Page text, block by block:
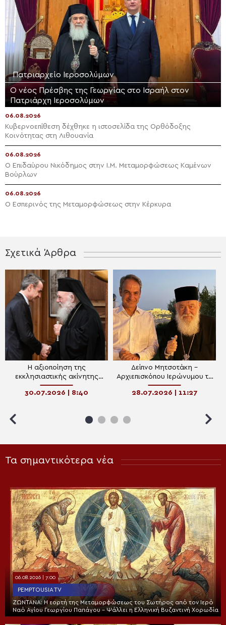
Πατριαρχείο Ιεροσολύμων
Ο νέος Πρέσβης της Γεωργίας στο Ισραήλ στον
Πατριάρχη Ιεροσολύμων
06.08.2026
Κυβερνοεπίθεση δέχθηκε η ιστοσελίδα της Ορθόδοξης
Κοινότητας στη Λιθουανία
06.08.2026
Ο Επιδαύρου Νικόδημος στην Ι.Μ. Μεταμορφώσεως Καμένων
Βούρλων
06.08.2026
Ο Εσπερινός της Μεταμορφώσεως στην Κέρκυρα
Σχετικά Άρθρα
Η αξιοποίηση της
εκκλησιαστικής ακίνητης
περιουσίας στο “μενού” του
δείπνου Μητσοτάκη-
30.07.2026 | 8:40
Δείπνο Μητσοτάκη –
Αρχιεπισκόπου Ιερώνυμου το
βράδυ της Δευτέρας
28.07.2026 | 11:27
Τα σημαντικότερα νέα
06.08.2026 | 7:00
PEMPTOUSIA TV
ΖΩΝΤΑΝΑ: Η εορτή της Μεταμορφώσεως του Σωτήρος από τον Ιερό
Ναό Αγίου Γεωργίου Παπάγου – Ψάλλει η Ελληνική Βυζαντινή Χορωδία